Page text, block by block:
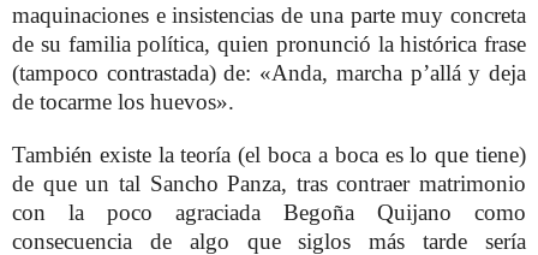
maquinaciones e insistencias de una parte muy concreta
de su familia política, quien pronunció la histórica frase
(tampoco contrastada) de: «Anda, marcha p’allá y deja
de tocarme los huevos».
También existe la teoría (el boca a boca es lo que tiene)
de que un tal Sancho Panza, tras contraer matrimonio
con la poco agraciada Begoña Quijano como
consecuencia de algo que siglos más tarde sería